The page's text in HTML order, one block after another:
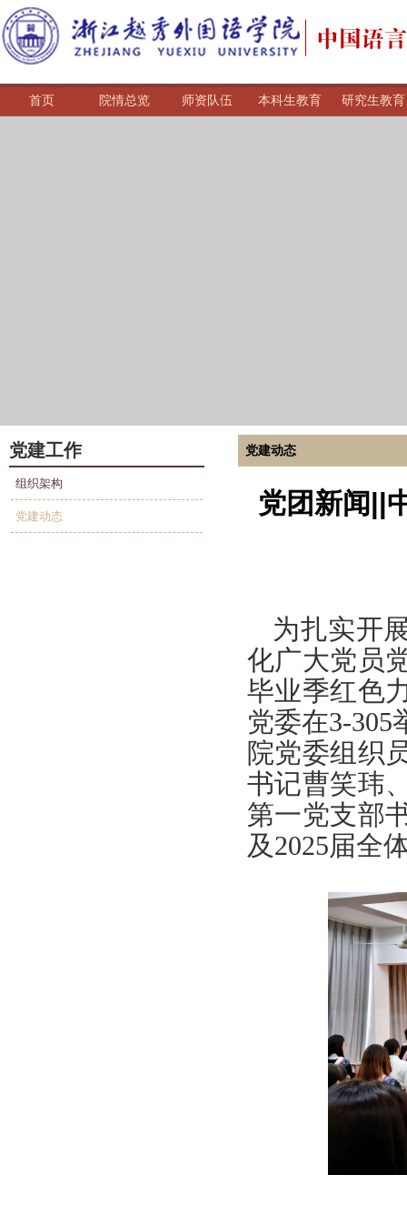
首页 院情总览 师资队伍 本科生教育 研究生教育
党建工作
组织架构
党建动态
党建动态
党团新闻||
为扎实开
化广大党员
毕业季红色
党委在3-305
院党委组织
书记曹笑玮
第一党支部
及2025届全